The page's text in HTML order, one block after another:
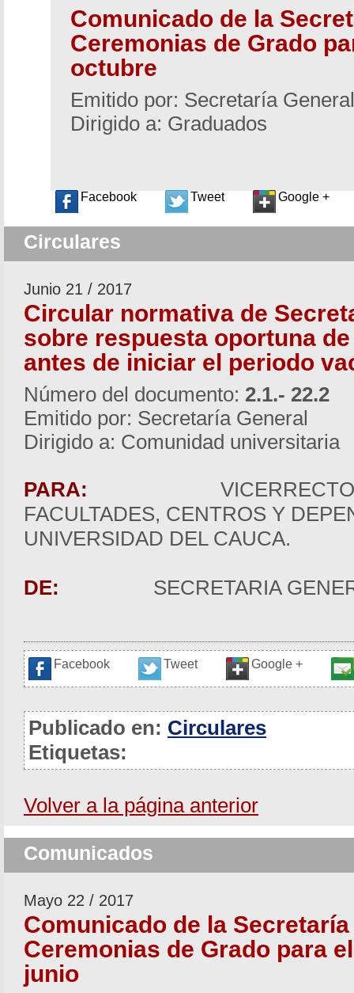
Comunicado de la
Ceremonias de Grado
octubre
Emitido por: Secretaría General
Dirigido a: Graduados
Facebook Tweet Google +
Circulares
Junio 21 / 2017
Circular normativa de
sobre respuesta oportuna de
antes de iniciar el periodo
Número del documento: 2.1.- 22.2
Emitido por: Secretaría General
Dirigido a: Comunidad universitaria
PARA:
FACULTADES, CENTROS Y
UNIVERSIDAD DEL CAUCA.
DE: SECRETARIA
Facebook Tweet Google +
Publicado en: Circulares
Etiquetas:
Volver a la página anterior
Comunicados
Mayo 22 / 2017
Comunicado de la
Ceremonias de Grado para
junio